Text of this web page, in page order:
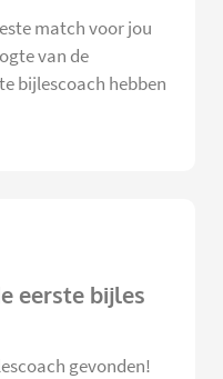
match voor jou
van de
bijlescoach hebben
eerste bijles
gevonden!